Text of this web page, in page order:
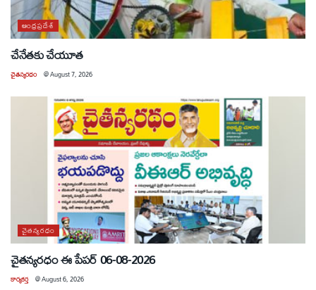
ఆంధ్రప్రదేశ్
చేనేతకు చేయూత
చైతన్యరధం @August 7, 2026
చైతన్యరధం
చైతన్యరధం ఈ పేపర్ 06-08-2026
కార్యకర్త @August 6, 2026